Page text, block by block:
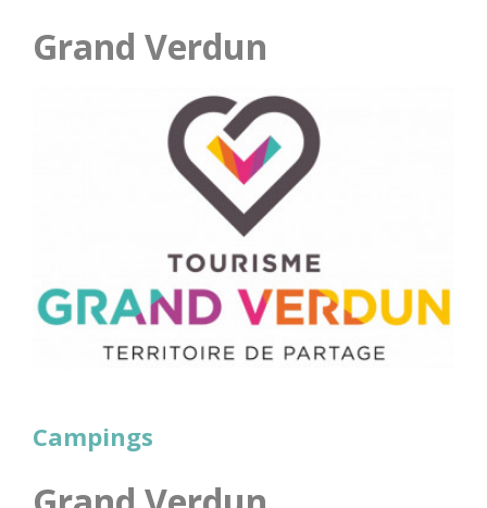
Grand Verdun
Campings